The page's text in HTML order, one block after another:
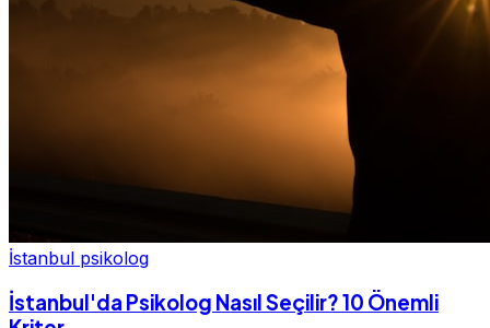
İstanbul psikolog
İstanbul'da Psikolog Nasıl Seçilir? 10 Önemli